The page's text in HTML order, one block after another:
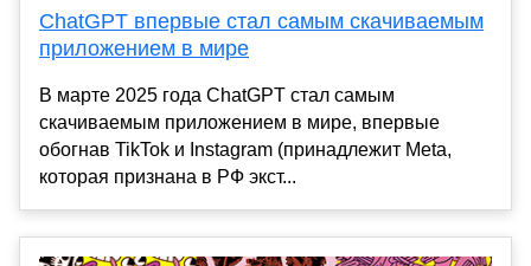
ChatGPT впервые стал самым скачиваемым
приложением в мире
В марте 2025 года ChatGPT стал самым
скачиваемым приложением в мире, впервые
обогнав TikTok и Instagram (принадлежит Meta,
которая признана в РФ экст...